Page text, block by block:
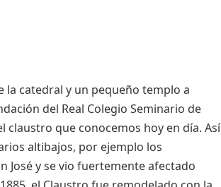
la catedral y un pequeño templo a
del Real Colegio Seminario de
claustro que conocemos hoy en día. Así
altibajos, por ejemplo los
José y se vio fuertemente afectado